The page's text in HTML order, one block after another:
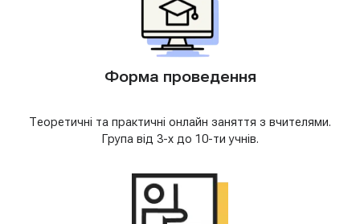
Форма проведення
Теоретичні та практичні онлайн заняття з вчителями.
Група від 3-х до 10-ти учнів.